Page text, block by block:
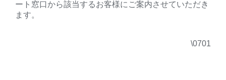
ート窓口から該当するお客様にご案内させていただき
ます。
\0701